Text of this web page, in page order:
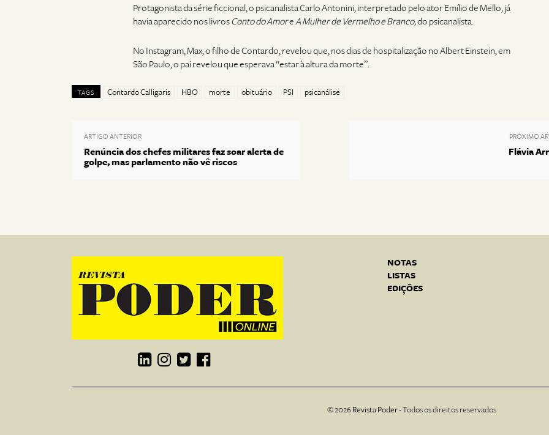
Protagonista da série ficcional, o psicanalista Carlo Antonini, interpretado pelo ator Emílio de Mello, já
havia aparecido nos livrosConto do AmoreA Mulher de Vermelho e Branco,do psicanalista.
No Instagram, Max, o filho de Contardo, revelou que, nos dias de hospitalização no Albert Einstein, em
São Paulo, o pai revelou que esperava “estar à altura da morte”.
TAGS Contardo Calligaris HBO morte obituário PSI psicanálise
ARTIGO ANTERIOR
Renúncia dos chefes militares faz soar alerta de
golpe, mas parlamento não vê riscos
PRÓXIMO
Flávia
NOTAS
LISTAS
EDIÇÕES
© 2026 Revista Poder- Todos os direitos reservados